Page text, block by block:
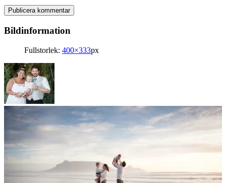
Bildinformation
Fullstorlek: 400×333px